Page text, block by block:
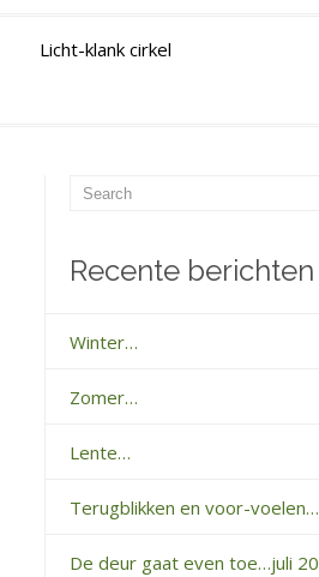
Licht-klank cirkel
Recente berichten
Winter…
Zomer…
Lente…
Terugblikken en voor-voelen…
De deur gaat even toe…juli